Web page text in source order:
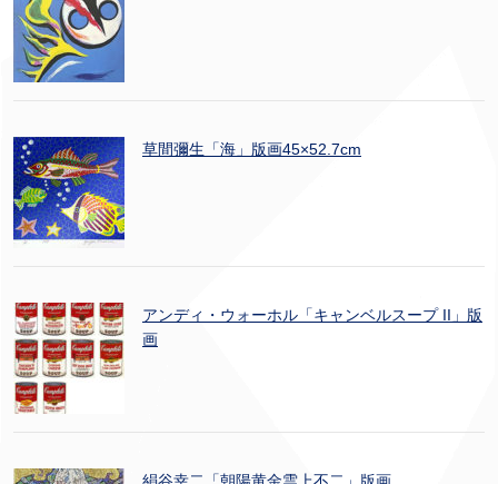
草間彌生「海」版画45×52.7cm
アンディ・ウォーホル「キャンベルスープ II」版
画